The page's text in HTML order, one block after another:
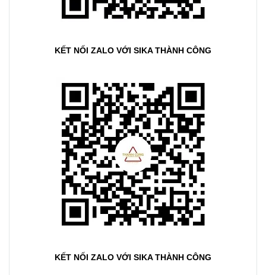
KẾT NỐI ZALO VỚI SIKA THÀNH CÔNG
KẾT NỐI ZALO VỚI SIKA THÀNH CÔNG